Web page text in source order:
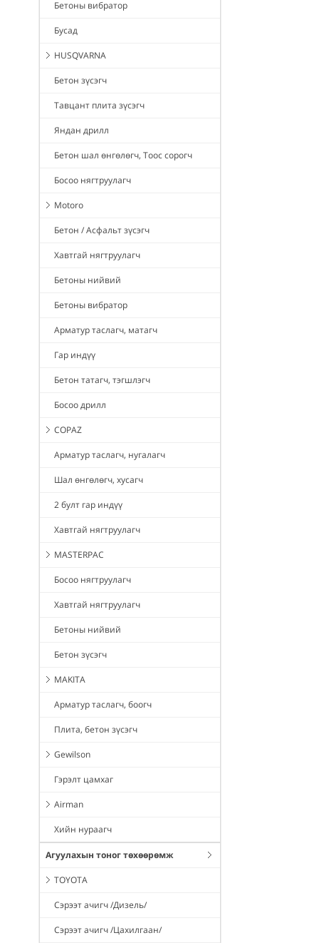
Бетоны вибратор
Бусад
HUSQVARNA
Бетон зүсэгч
Тавцант плита зүсэгч
Яндан дрилл
Бетон шал өнгөлөгч, Тоос сорогч
Босоо нягтруулагч
Motoro
Бетон / Асфальт зүсэгч
Хавтгай нягтруулагч
Бетоны нийвий
Бетоны вибратор
Арматур таслагч, матагч
Гар индүү
Бетон татагч, тэгшлэгч
Босоо дрилл
COPAZ
Арматур таслагч, нугалагч
Шал өнгөлөгч, хусагч
2 булт гар индүү
Хавтгай нягтруулагч
MASTERPAC
Босоо нягтруулагч
Хавтгай нягтруулагч
Бетоны нийвий
Бетон зүсэгч
MAKITA
Арматур таслагч, боогч
Плита, бетон зүсэгч
Gewilson
Гэрэлт цамхаг
Airman
Хийн нураагч
Агуулахын тоног төхөөрөмж
TOYOTA
Сэрээт ачигч /Дизель/
Сэрээт ачигч /Цахилгаан/